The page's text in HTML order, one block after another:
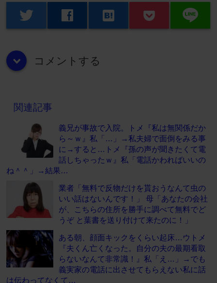
twitter facebook hatenabookmark line
down コメントする
関連記事
義兄が事故で入院。トメ『私は無関係だか
ら～ｗ』私「…」→私夫婦で面倒をみる事
に→すると…トメ『孫の声が聞きたくて電
話しちゃったｗ』私「電話かわればいいの
ね＾＾」→結果…
業者「無料で反物だけを貰おうなんて虫の
いい話はないんです！」 母「あなたの会社
が、こちらの住所を勝手に調べて無料でど
うぞ と葉書を送り付けて来たのに！」
ある朝、顔面キックをくらい起床…ウトメ
『夫くん亡くなった。自分の夫の最期看取
らないなんて非常識！』私「え…」→でも
義実家の電話に出させてもらえない私に話
は伝わってなくて…